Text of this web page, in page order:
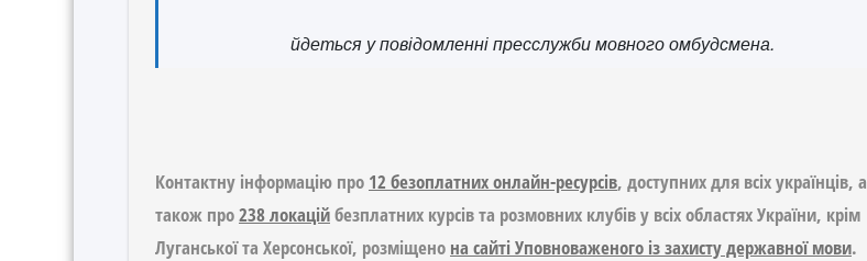
йдеться у повідомленні пресслужби мовного омбудсмена.
Контактну інформацію про 12 безоплатних онлайн-ресурсів, доступних для всіх українців, а
також про238 локаційбезплатних курсів та розмовних клубів у всіх областях України, крім
Луганської та Херсонської, розміщено на сайті Уповноваженого із захисту державної мови.